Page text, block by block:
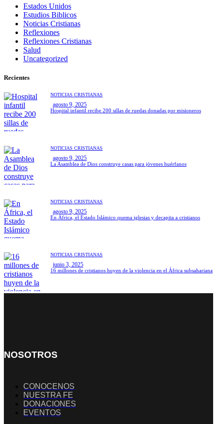
Estados Unidos
Estudios Biblicos
Noticias Cristianas
Reflexiones
Reflexiones Cristianas
Salud
Uncategorized
Recientes
NOTICIAS CRISTIANAS
agosto 9, 2025
Hospital infantil recibe 200 sillas de ruedas donadas por misioneros
NOTICIAS CRISTIANAS
agosto 9, 2025
La Asamblea de Dios construye casas para jóvenes huérfanos
NOTICIAS CRISTIANAS
agosto 9, 2025
En África, el Estado Islámico quema iglesias y decapita a cristianos
NOTICIAS CRISTIANAS
junio 3, 2025
16 millones de cristianos huyen de la violencia en el África subsahariana
NOSOTROS
CONOCENOS
NUESTRA FE
DONACIONES
EVENTOS